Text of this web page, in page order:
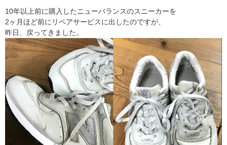
10年以上前に購入したニューバランスのスニーカーを
2ヶ月ほど前にリペアサービスに出したのですが、
昨日、戻ってきました。